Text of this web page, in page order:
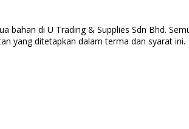
bahan di U Trading & Supplies Sdn Bhd.
yang ditetapkan dalam terma dan syarat ini.